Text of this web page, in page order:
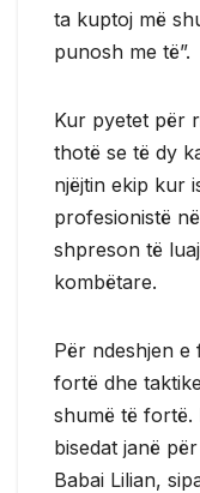
ta kuptoj më
punosh me të”.
Kur pyetet për
thotë se të dy
njëjtin ekip kur
profesionistë
shpreson të
kombëtare.
Për ndeshjen e
fortë dhe
shumë të fortë.
bisedat janë
Babai Lilian,